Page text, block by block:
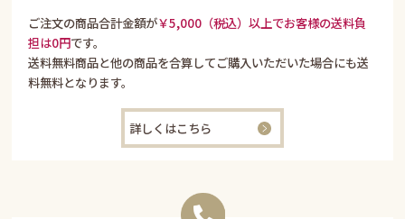
ご注文の商品合計金額が￥5,000（税込）以上でお客様の送料負
担は0円です。
送料無料商品と他の商品を合算してご購入いただいた場合にも送
料無料となります。
詳しくはこちら